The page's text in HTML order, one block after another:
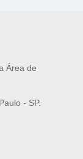
Área de
- SP.